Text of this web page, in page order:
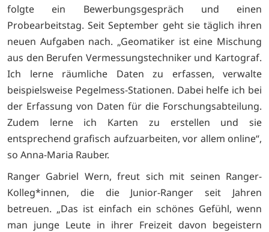
folgte ein Bewerbungsgespräch und einen
Probearbeitstag. Seit September geht sie täglich ihren
neuen Aufgaben nach. „Geomatiker ist eine Mischung
aus den Berufen Vermessungstechniker und Kartograf.
Ich lerne räumliche Daten zu erfassen, verwalte
beispielsweise Pegelmess-Stationen. Dabei helfe ich bei
der Erfassung von Daten für die Forschungsabteilung.
Zudem lerne ich Karten zu erstellen und sie
entsprechend grafisch aufzuarbeiten, vor allem online“,
so Anna-Maria Rauber.
Ranger Gabriel Wern, freut sich mit seinen Ranger-
Kolleg*innen, die die Junior-Ranger seit Jahren
betreuen. „Das ist einfach ein schönes Gefühl, wenn
man junge Leute in ihrer Freizeit davon begeistern